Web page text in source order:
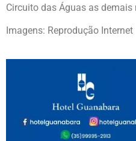
Circuito das Águas as demais
Imagens: Reprodução Internet